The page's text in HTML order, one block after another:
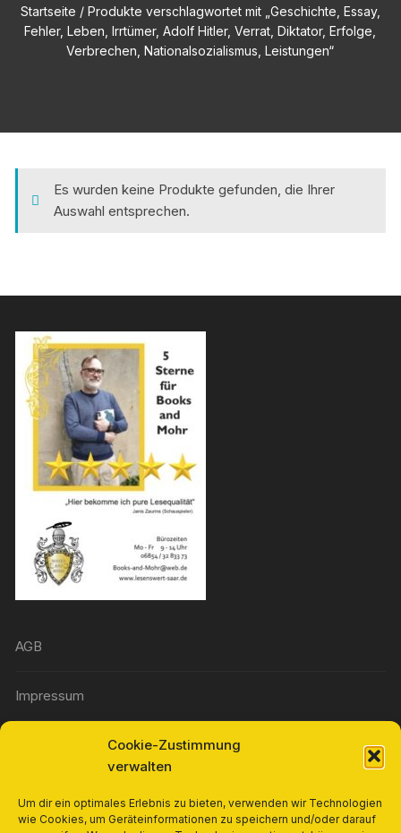
Cookie-Zustimmung
verwalten
Um dir ein optimales Erlebnis zu bieten, verwenden wir Technologien
wie Cookies, um Geräteinformationen zu speichern und/oder darauf
Startseite / Produkte verschlagwortet mit „Geschichte, Essay,
Fehler, Leben, Irrtümer, Adolf Hitler, Verrat, Diktator, Erfolge,
Verbrechen, Nationalsozialismus, Leistungen“
Es wurden keine Produkte gefunden, die Ihrer
Auswahl entsprechen.
AGB
Impressum
Widerrufsbelehrung